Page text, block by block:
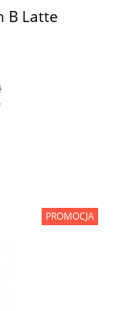
B Latte
PROMOCJA